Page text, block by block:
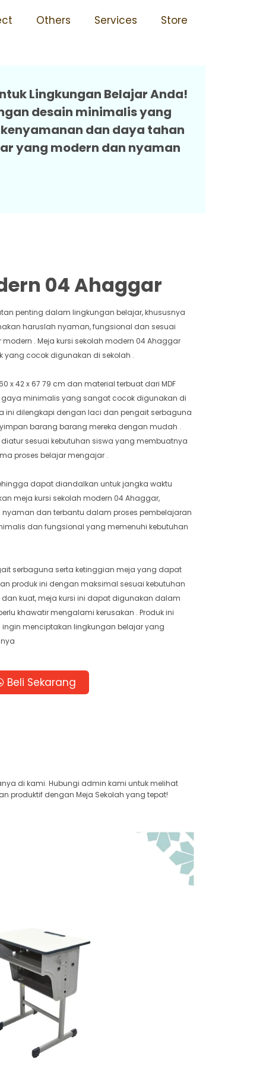
Others Services Store
04 Ahaggar
Lingkungan Belajar Anda!
desain minimalis yang
dan daya tahan
yang modern dan nyaman
04 Ahaggar
penting dalam lingkungan belajar, khususnya
haruslah nyaman, fungsional dan sesuai
. Meja kursi sekolah modern 04 Ahaggar
cocok digunakan di sekolah .
x 42 x 67 79 cm dan material terbuat dari MDF
gaya minimalis yang sangat cocok digunakan di
ini dilengkapi dengan laci dan pengait serbaguna
barang barang mereka dengan mudah .
sesuai kebutuhan siswa yang membuatnya
proses belajar mengajar .
dapat diandalkan untuk jangka waktu
meja kursi sekolah modern 04 Ahaggar,
dan terbantu dalam proses pembelajaran
dan fungsional yang memenuhi kebutuhan
serbaguna serta ketinggian meja yang dapat
produk ini dengan maksimal sesuai kebutuhan
dan kuat, meja kursi ini dapat digunakan dalam
khawatir mengalami kerusakan . Produk ini
menciptakan lingkungan belajar yang
Beli Sekarang
di kami. Hubungi admin kami untuk melihat
produktif dengan Meja Sekolah yang tepat!